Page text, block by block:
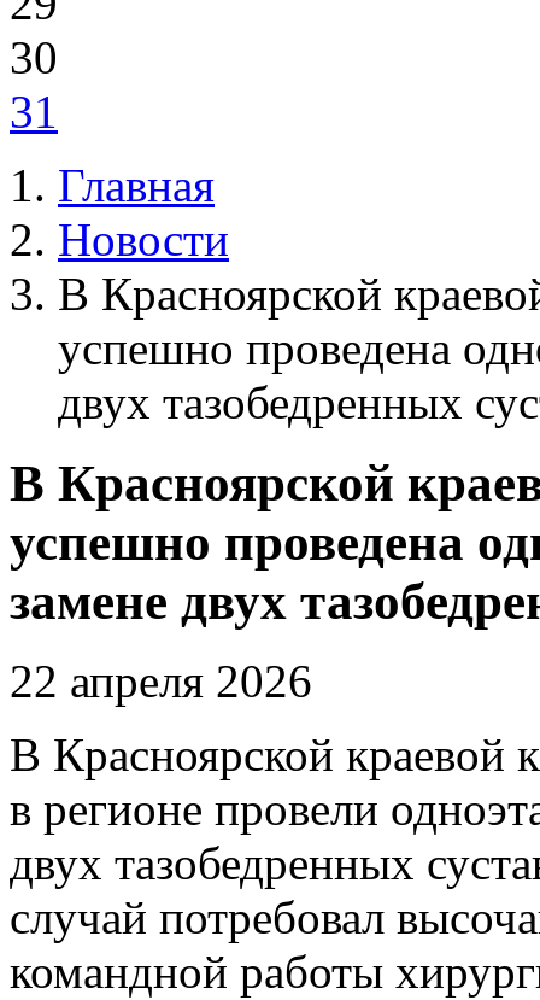
30
31
Главная
Новости
В Красноярской
успешно проведена
двух тазобедренных
В Красноярской
успешно проведена
замене двух
22 апреля 2026
В Красноярской краевой
в регионе провели
двух тазобедренных
случай потребовал
командной работы